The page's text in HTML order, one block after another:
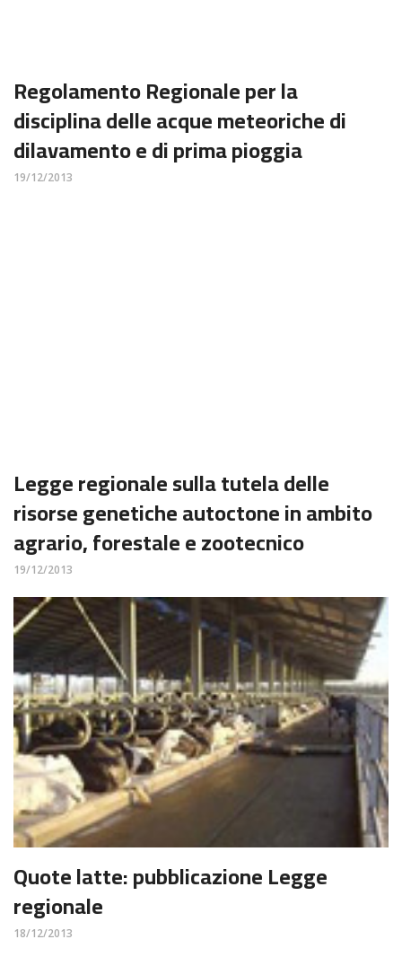
Regolamento Regionale per la
disciplina delle acque meteoriche di
dilavamento e di prima pioggia
19/12/2013
Legge regionale sulla tutela delle
risorse genetiche autoctone in ambito
agrario, forestale e zootecnico
19/12/2013
Quote latte: pubblicazione Legge
regionale
18/12/2013